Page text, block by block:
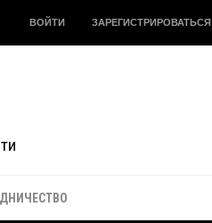
ВОЙТИ ЗАРЕГИСТРИРОВАТЬСЯ